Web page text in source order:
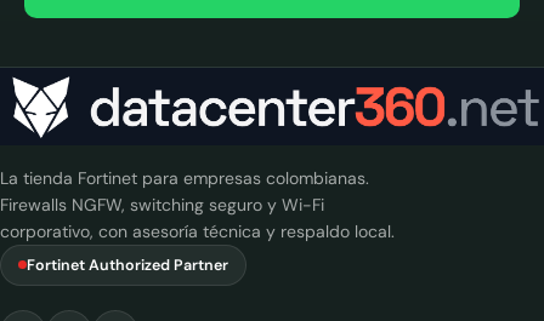
La tienda Fortinet para empresas colombianas.
Firewalls NGFW, switching seguro y Wi-Fi
corporativo, con asesoría técnica y respaldo local.
Fortinet Authorized Partner